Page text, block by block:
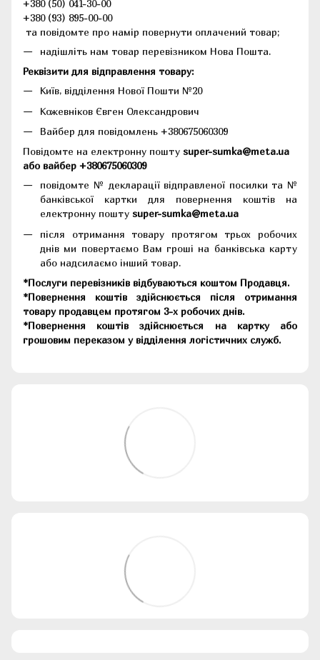
+380 (50) 041-30-00
+380 (93) 895-00-00
та повідомте про намір повернути оплачений товар;
надішліть нам товар перевізником Нова Пошта.
Реквізити для відправлення товару:
Київ, відділення Нової Пошти №20
Кожевніков Євген Олександрович
Вайбер для повідомлень +380675060309
Повідомте на електронну пошту super-sumka@meta.ua
або вайбер +380675060309
повідомте № декларації відправленої посилки та №
банківської картки для повернення коштів на
електронну пошту super-sumka@meta.ua
після отримання товару протягом трьох робочих
днів ми повертаємо Вам гроші на банківська карту
або надсилаємо інший товар.
*Послуги перевізників відбуваються коштом Продавця.
*Повернення коштів здійснюється після отримання
товару продавцем протягом 3-х робочих днів.
*Повернення коштів здійснюється на картку або
грошовим переказом у відділення логістичних служб.